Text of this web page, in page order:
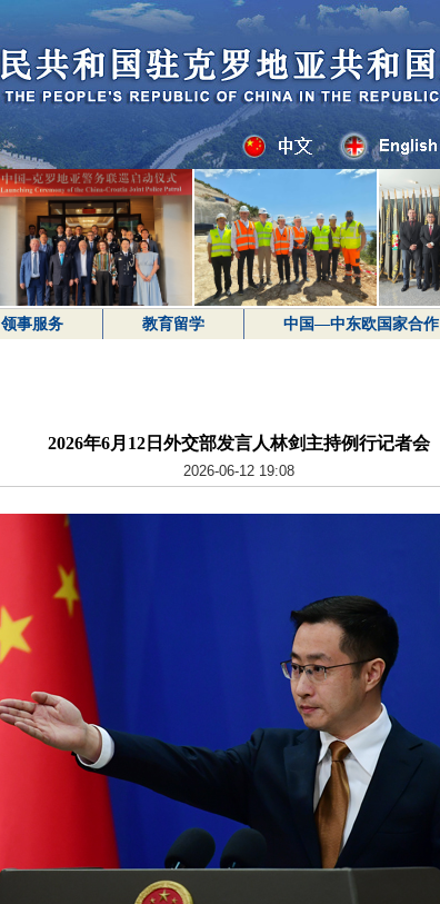
领事服务 教育留学 中国—中东欧国家合作
2026年6月12日外交部发言人林剑主持例行记者会
2026-06-12 19:08